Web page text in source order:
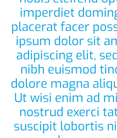
imperdiet
placerat facer
ipsum dolor sit
adipiscing elit,
nibh euismod
dolore magna
Ut wisi enim ad
nostrud exerci
suscipit lobortis